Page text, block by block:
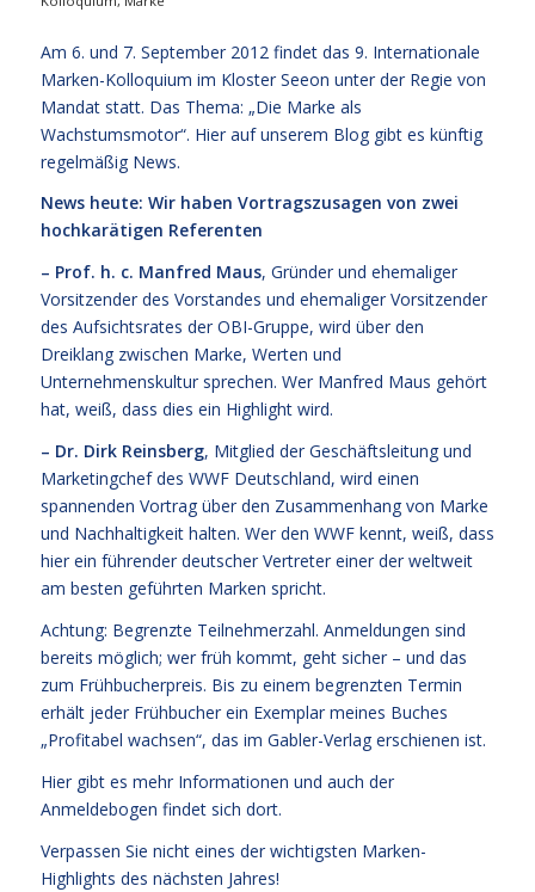
Am 6. und 7. September 2012 findet das 9. Internationale
Marken-Kolloquium im Kloster Seeon unter der Regie von
Mandat statt. Das Thema: „Die Marke als
Wachstumsmotor“. Hier auf unserem Blog gibt es künftig
regelmäßig News.
News heute: Wir haben Vortragszusagen von zwei
hochkarätigen Referenten
– Prof. h. c. Manfred Maus, Gründer und ehemaliger
Vorsitzender des Vorstandes und ehemaliger Vorsitzender
des Aufsichtsrates der OBI-Gruppe, wird über den
Dreiklang zwischen Marke, Werten und
Unternehmenskultur sprechen. Wer Manfred Maus gehört
hat, weiß, dass dies ein Highlight wird.
– Dr. Dirk Reinsberg, Mitglied der Geschäftsleitung und
Marketingchef des WWF Deutschland, wird einen
spannenden Vortrag über den Zusammenhang von Marke
und Nachhaltigkeit halten. Wer den WWF kennt, weiß, dass
hier ein führender deutscher Vertreter einer der weltweit
am besten geführten Marken spricht.
Achtung: Begrenzte Teilnehmerzahl. Anmeldungen sind
bereits möglich; wer früh kommt, geht sicher – und das
zum Frühbucherpreis. Bis zu einem begrenzten Termin
erhält jeder Frühbucher ein Exemplar meines Buches
„Profitabel wachsen“, das im Gabler-Verlag erschienen ist.
Hier gibt es mehr Informationen und auch der
Anmeldebogen findet sich dort.
Verpassen Sie nicht eines der wichtigsten Marken-
Highlights des nächsten Jahres!